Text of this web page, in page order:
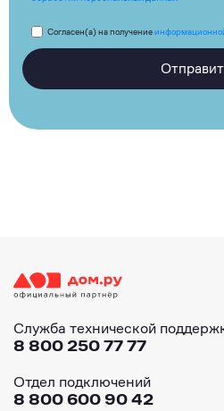
Согласен(а) на получение
Служба технической
8 800 250 77 77
Отдел подключений
8 800 600 90 42